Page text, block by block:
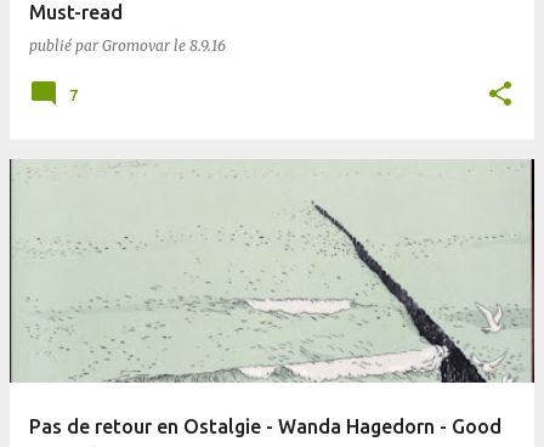
Must-read
publié par Gromovar le 8.9.16
7
Pas de retour en Ostalgie - Wanda Hagedorn - Good